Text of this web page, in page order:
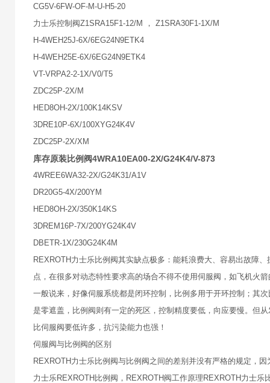
CG5V-6FW-OF-M-U-H5-20
力士乐控制阀Z1SRA15F1-12/M ， Z1SRA30F1-1X/M
H-4WEH25J-6X/6EG24N9ETK4
H-4WEH25E-6X/6EG24N9ETK4
VT-VRPA2-2-1X/V0/T5
ZDC25P-2X/M
HED8OH-2X/100K14KSV
3DRE10P-6X/100XYG24K4V
ZDC25P-2X/XM
库存原装比例阀4WRA10EA00-2X/G24K4/V-873
4WREE6WA32-2X/G24K31/A1V
DR20G5-4X/200YM
HED8OH-2X/350K14KS
3DREM16P-7X/200YG24K4V
DBETR-1X/230G24K4M
REXROTH力士乐比例阀其实缺点极多：能耗浪费大、容易出故障
点，在很多对动态特性要求高的场合不得不使用伺服阀，如飞机火
一般说来，好像伺服系统都是闭环控制，比例多用于开环控制；其
是零遮盖，比例阀则有一定的死区，控制精度要低，向应要慢。但
比伺服阀要低许多，抗污染能力也强！
伺服阀与比例阀的区别
REXROTH力士乐比例阀与比例阀之间的差别并没有严格的规定，
力士乐REXROTH比例阀，REXROTH阀工作原理REXROTH力士